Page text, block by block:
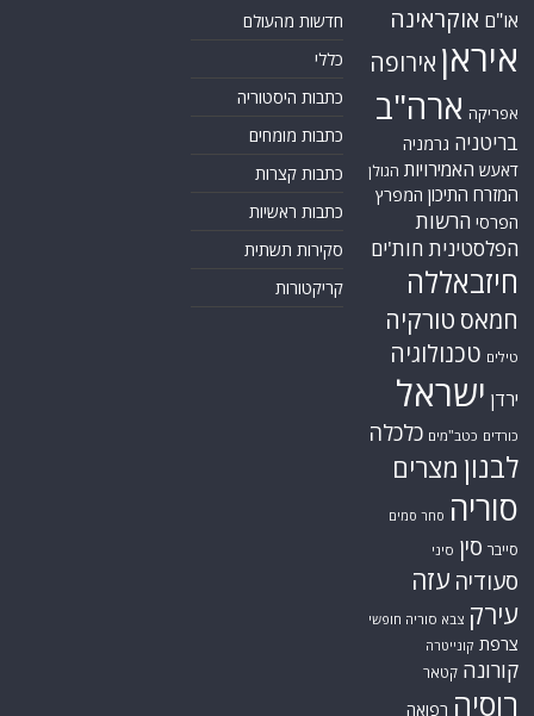
או"ם אוקראינה
איראן אירופה
אפריקה ארה"ב
בריטניה גרמניה
דאעש האמירויות הגולן
המזרח התיכון המפרץ
הפרסי הרשות
הפלסטינית חות'ים
חיזבאללה
חמאס טורקיה
טילים טכנולוגיה
ירדן ישראל
כורדים כטב"מים כלכלה
לבנון מצרים
סוריה סחר סמים
סייבר סין סיני
סעודיה עזה
עירק צבא סוריה חופשי
צרפת קונייטרה
קורונה קטאר
רוסיה רפואה
חדשות מהעולם
כללי
כתבות היסטוריה
כתבות מומחים
כתבות קצרות
כתבות ראשיות
סקירות תשתית
קריקטורות